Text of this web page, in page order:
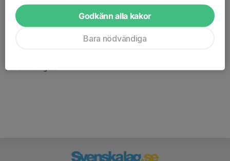
Här hamnar automatiskt de senaste nyheterna på hemsidan. För
/Svenskalag.se
Godkänn alla kakor
Bara nödvändiga